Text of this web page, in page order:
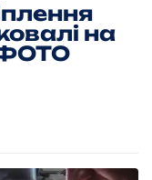
на
ФОТО